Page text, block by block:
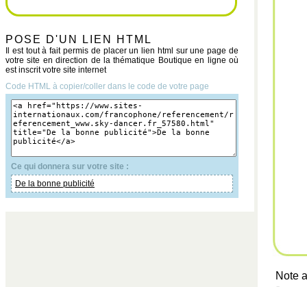
POSE D'UN LIEN HTML
Il est tout à fait permis de placer un lien html sur une page de
votre site en direction de la thématique Boutique en ligne où
est inscrit votre site internet
Code HTML à copier/coller dans le code de votre page
Ce qui donnera sur votre site :
De la bonne publicité
Note